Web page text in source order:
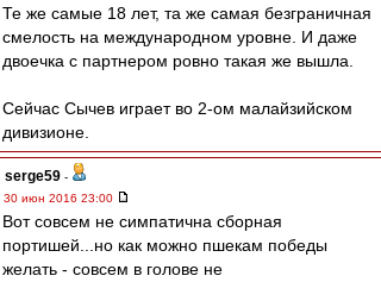
Те же самые 18 лет, та же самая безграничная
смелость на международном уровне. И даже
двоечка с партнером ровно такая же вышла.
Сейчас Сычев играет во 2-ом малайзийском
дивизионе.
serge59 -
30 июн 2016 23:00
Вот совсем не симпатична сборная
портишей...но как можно пшекам победы
желать - совсем в голове не